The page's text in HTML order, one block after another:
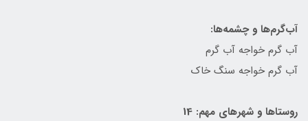
آب‌گرم‌ها و چشمه‌ها:
آب گرم خواجه آب گرم
آب گرم خواجه‌ سنگ‌ خاك
روستاها و شهرهای مهم: 14